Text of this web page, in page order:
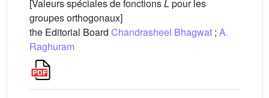
[Valeurs spéciales de fonctionsL pour les
groupes orthogonaux]
the Editorial Board Chandrasheel Bhagwat ; A.
Raghuram